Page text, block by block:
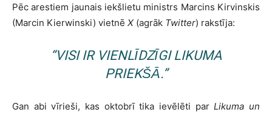
Pēc arestiem jaunais iekšlietu ministrs Marcins Kirvinskis
(Marcin Kierwinski) vietnē X (agrāk Twitter) rakstīja:
“VISI IR VIENLĪDZĪGI LIKUMA
PRIEKŠĀ.”
Gan abi vīrieši, kas oktobrī tika ievēlēti parLikuma un